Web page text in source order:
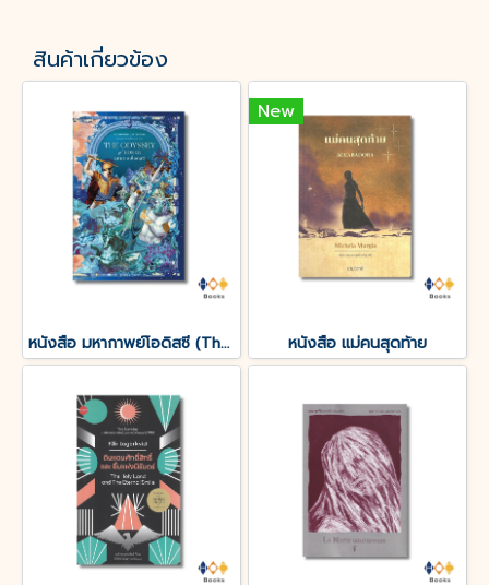
สินค้าเกี่ยวข้อง
หนังสือ มหากาพย์โอดิสซี (The Odyssey of Homer)
New
หนังสือ แม่คนสุดท้าย